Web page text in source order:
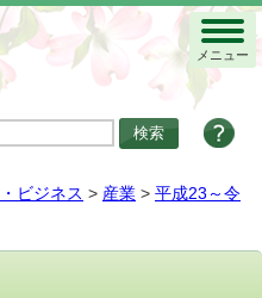
メニュー
ビジネス > 産業 > 平成23～令